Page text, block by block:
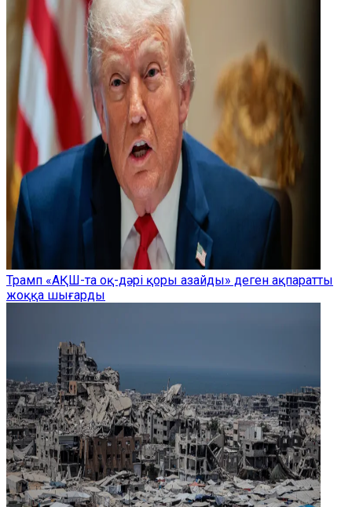
Трамп «АҚШ-та оқ-дәрі қоры азайды» деген ақпаратты
жоққа шығарды